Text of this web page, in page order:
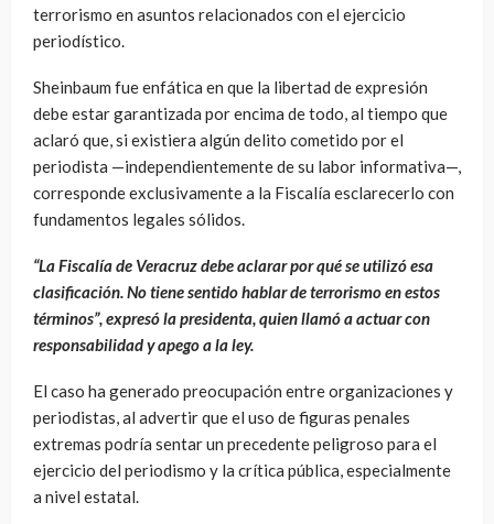
terrorismo en asuntos relacionados con el ejercicio
periodístico.
Sheinbaum fue enfática en que la libertad de expresión
debe estar garantizada por encima de todo, al tiempo que
aclaró que, si existiera algún delito cometido por el
periodista —independientemente de su labor informativa—,
corresponde exclusivamente a la Fiscalía esclarecerlo con
fundamentos legales sólidos.
“La Fiscalía de Veracruz debe aclarar por qué se utilizó esa
clasificación. No tiene sentido hablar de terrorismo en estos
términos”, expresó la presidenta, quien llamó a actuar con
responsabilidad y apego a la ley.
El caso ha generado preocupación entre organizaciones y
periodistas, al advertir que el uso de figuras penales
extremas podría sentar un precedente peligroso para el
ejercicio del periodismo y la crítica pública, especialmente
a nivel estatal.